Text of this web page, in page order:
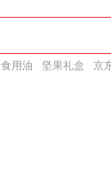
食用油 坚果礼盒 京